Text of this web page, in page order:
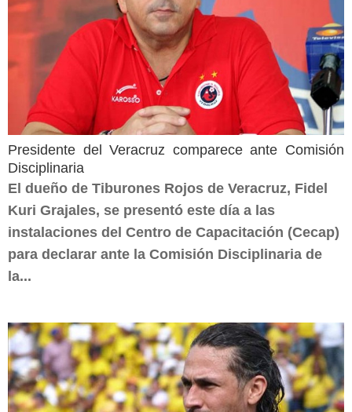
Presidente del Veracruz comparece ante Comisión
Disciplinaria
El dueño de Tiburones Rojos de Veracruz, Fidel
Kuri Grajales, se presentó este día a las
instalaciones del Centro de Capacitación (Cecap)
para declarar ante la Comisión Disciplinaria de
la...